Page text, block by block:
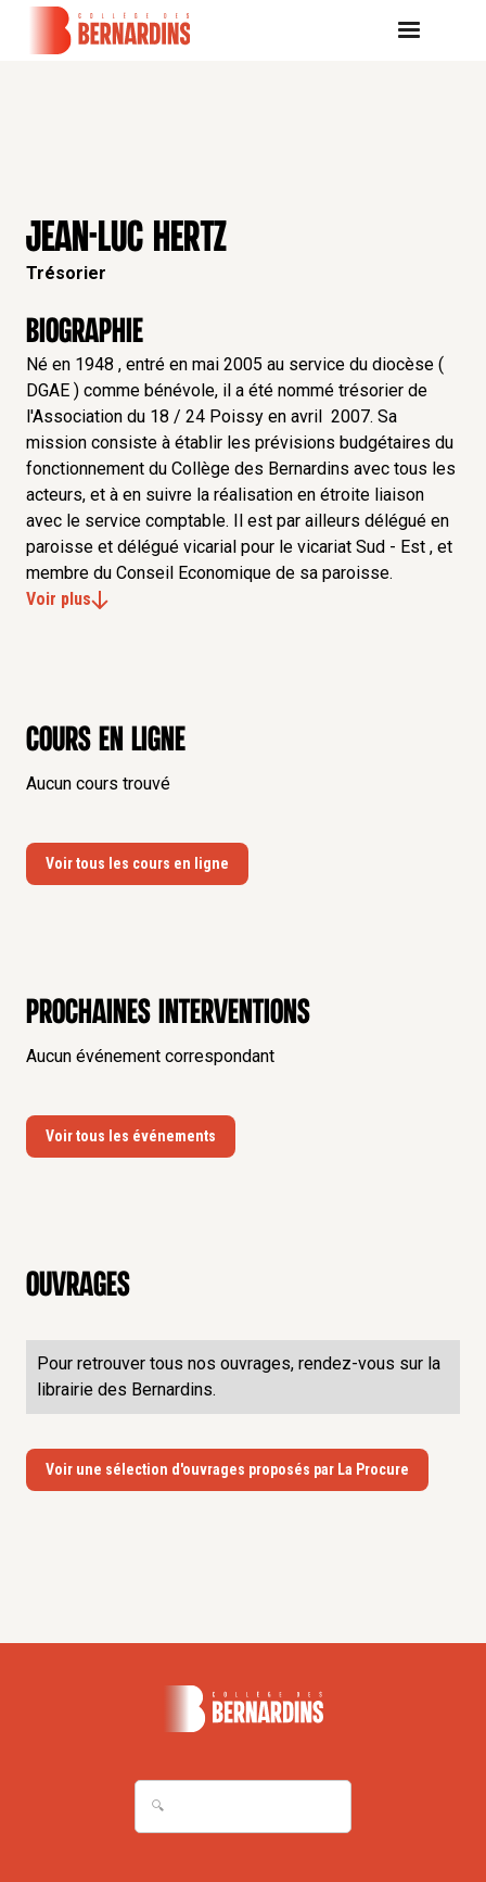
JEAN-LUC HERTZ
Trésorier
Biographie
Né en 1948 , entré en mai 2005 au service du diocèse (
DGAE ) comme bénévole, il a été nommé trésorier de
l'Association du 18 / 24 Poissy en avril 2007. Sa
mission consiste à établir les prévisions budgétaires du
fonctionnement du Collège des Bernardins avec tous les
acteurs, et à en suivre la réalisation en étroite liaison
avec le service comptable. Il est par ailleurs délégué en
paroisse et délégué vicarial pour le vicariat Sud - Est , et
membre du Conseil Economique de sa paroisse.
Voir plus
Cours en ligne
Aucun cours trouvé
Voir tous les cours en ligne
Prochaines interventions
Aucun événement correspondant
Voir tous les événements
Ouvrages
Pour retrouver tous nos ouvrages, rendez-vous sur la
librairie des Bernardins.
Voir une sélection d'ouvrages proposés par La Procure